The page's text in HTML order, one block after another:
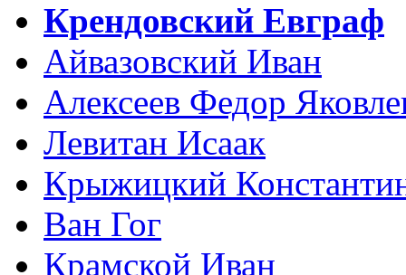
Крендовский Евграф
Айвазовский Иван
Алексеев Федор
Левитан Исаак
Крыжицкий
Ван Гог
Крамской Иван